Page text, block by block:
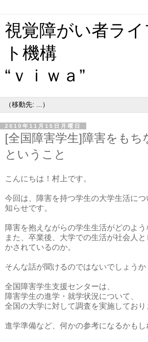
視覚障がい者ラ
ト機構
“ｖｉｗａ”
2010年11月15日月曜日
[全国障害学生]障害をもち
ということ
こんにちは！村上です。
今回は、障害を持つ学生の大学生活に
知らせです。
障害を抱えながらの学生生活がどのよう
また、卒業後、大学での生活が社会人
かされているのか。
そんな話が聞けるのではないでしょうか
全国障害学生支援センターは、
障害学生の進学・就学状況について、
全国の大学に対して調査を実施しており
進学準備など、何かの参考になるかもし